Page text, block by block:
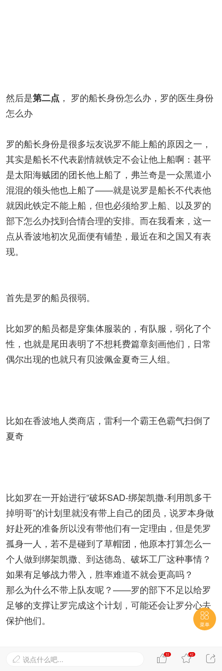
然后是第二点 ， 罗的船长身份怎么办，罗的医生身份
怎么办
罗的船长身份是很多坛友说罗不能上船的原因之一，
其实是船长不代表剧情就铁定不会让他上船啊：甚平
是太阳海贼团的团长他上船了，弗兰奇是一众黑道小
混混的领头他也上船了——就是说罗是船长不代表他
就因此铁定不能上船，但也必须给罗上船、以及罗的
部下怎么办找到合情合理的安排。而在我看来，这一
点从香波地初次见面便有铺垫，最近在和之国又有表
现。
首先是罗的船员很弱。
比如罗的船员都是穿集体服装的，有队服，弱化了个
性，也就是尾田表明了不想耗费篇章刻画他们，日常
偶尔出现的也就只有贝波佩金夏奇三人组。
比如在香波地人类商店，雷利一个霸王色霸气扫倒了
夏奇
比如罗在一开始进行“破坏SAD-绑架凯撒-利用凯多干
掉明哥”的计划里就没有带上自己的团员，说罗本身做
好赴死的准备所以没有带他们有一定理由，但是凭罗
孤身一人，若不是碰到了草帽团，他原本打算怎么一
个人做到绑架凯撒、到达德岛、破坏工厂这种事情？
如果有足够战力带入，胜率难道不就会更高吗？
那么为什么不带上队友呢？——罗的部下不足以给罗
足够的支撑让罗完成这个计划，可能还会让罗分心去
保护他们。
这一点从娜美吐槽贝波海图的细节也能看出

菜单

42
32
 说点什么吧...